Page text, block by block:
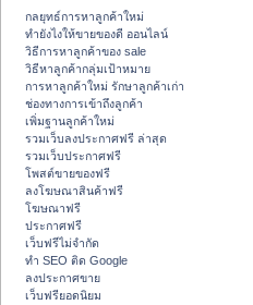
กลยุทธ์การหาลูกค้าใหม่
ทํายังไงให้ขายของดี ออนไลน์
วิธีการหาลูกค้าของ sale
วิธีหาลูกค้ากลุ่มเป้าหมาย
การหาลูกค้าใหม่ รักษาลูกค้าเก่า
ช่องทางการเข้าถึงลูกค้า
เพิ่มฐานลูกค้าใหม่
รวมเว็บลงประกาศฟรี ล่าสุด
รวมเว็บประกาศฟรี
โพสต์ขายของฟรี
ลงโฆษณาสินค้าฟรี
โฆษณาฟรี
ประกาศฟรี
เว็บฟรีไม่จำกัด
ทำ SEO ติด Google
ลงประกาศขาย
เว็บฟรียอดนิยม